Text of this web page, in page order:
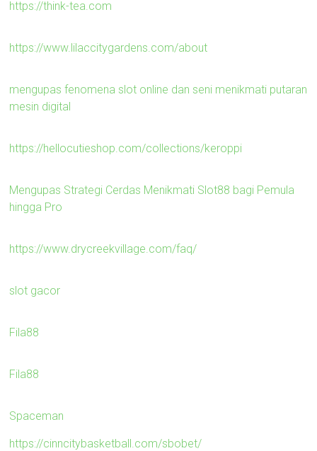
https://think-tea.com
https://www.lilaccitygardens.com/about
mengupas fenomena slot online dan seni menikmati putaran
mesin digital
https://hellocutieshop.com/collections/keroppi
Mengupas Strategi Cerdas Menikmati Slot88 bagi Pemula
hingga Pro
https://www.drycreekvillage.com/faq/
slot gacor
Fila88
Fila88
Spaceman
https://cinncitybasketball.com/sbobet/